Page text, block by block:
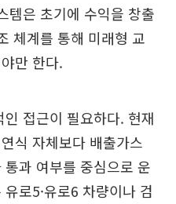
템은 초기에 수익을 창출
체계를 통해 미래형 교
만 한다.
접근이 필요하다. 현재
식 자체보다 배출가스
과 여부를 중심으로 운
로5·유로6 차량이나 검